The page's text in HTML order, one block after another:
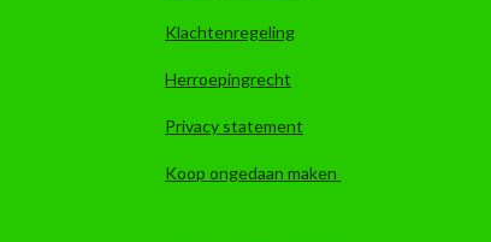
Klachtenregeling
Herroepingrecht
Privacy statement
Koop ongedaan maken